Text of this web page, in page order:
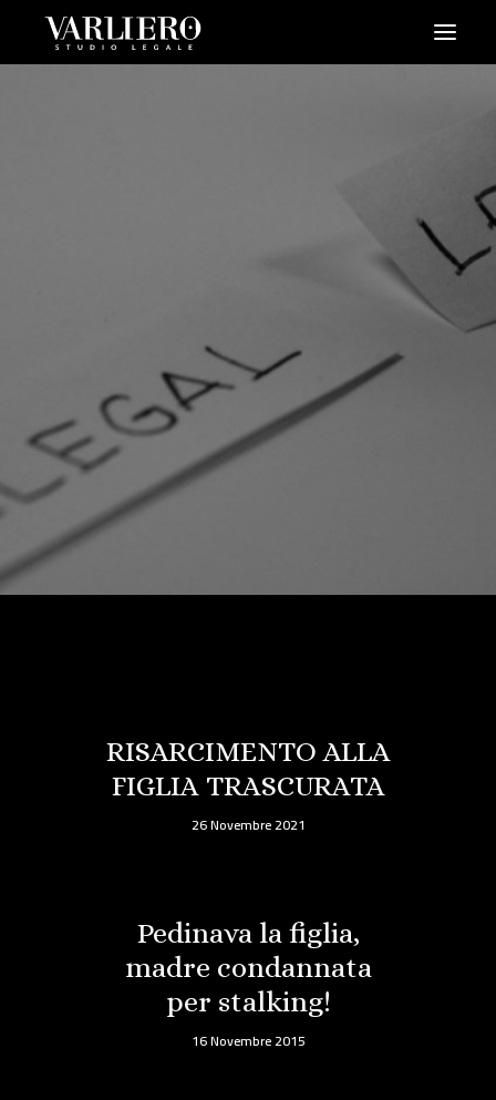
PRENDI UN APPUNTAMENTO
RISARCIMENTO ALLA
FIGLIA TRASCURATA
26 Novembre 2021
Pedinava la figlia,
madre condannata
per stalking!
16 Novembre 2015